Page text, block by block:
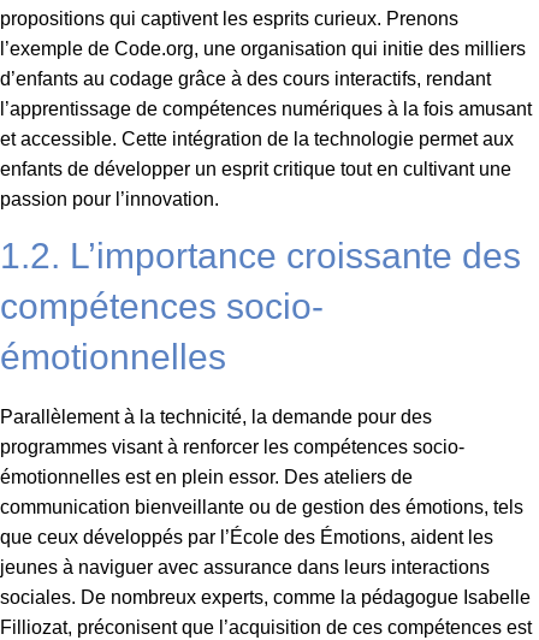
propositions qui captivent les esprits curieux. Prenons
l’exemple de Code.org, une organisation qui initie des milliers
d’enfants au codage grâce à des cours interactifs, rendant
l’apprentissage de compétences numériques à la fois amusant
et accessible. Cette intégration de la technologie permet aux
enfants de développer un esprit critique tout en cultivant une
passion pour l’innovation.
1.2. L’importance croissante des
compétences socio-
émotionnelles
Parallèlement à la technicité, la demande pour des
programmes visant à renforcer les compétences socio-
émotionnelles est en plein essor. Des ateliers de
communication bienveillante ou de gestion des émotions, tels
que ceux développés par l’École des Émotions, aident les
jeunes à naviguer avec assurance dans leurs interactions
sociales. De nombreux experts, comme la pédagogue Isabelle
Filliozat, préconisent que l’acquisition de ces compétences est